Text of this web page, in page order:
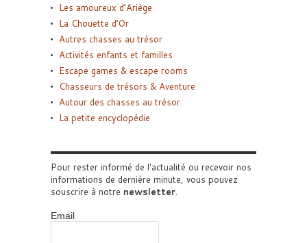
Les amoureux d’Ariège
La Chouette d’Or
Autres chasses au trésor
Activités enfants et familles
Escape games & escape rooms
Chasseurs de trésors & Aventure
Autour des chasses au trésor
La petite encyclopédie
Pour rester informé de l'actualité ou recevoir nos
informations de dernière minute, vous pouvez
souscrire à notre newsletter.
Email